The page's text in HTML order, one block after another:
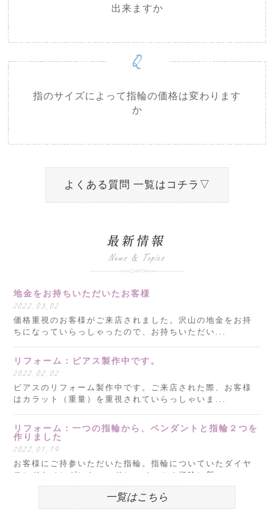
出来ますか
Q
指のサイズによって指輪の価格は変わります
か
よくある質問 一覧はコチラ▽
地金をお持ちいただいたお客様
2022.03.02
価格重視のお客様がご来店されました。沢山の地金をお持
ちになっていらっしゃったので、お持ちいただい...
リフォーム：ピアス製作中です。
2022.02.02
ピアスのリフォーム製作中です。ご来店された際、お客様
はカラット（重量）を重視されていらっしゃいま...
リフォーム：一つの指輪から、ペンダントと指輪２つを
作りました
2022.01.19
お客様にご持参いただいた指輪。指輪についていたダイヤ
モンドをペンダントヘッドに、ベースの指輪に新...
明けましておめでとうございます。
一覧はこちら